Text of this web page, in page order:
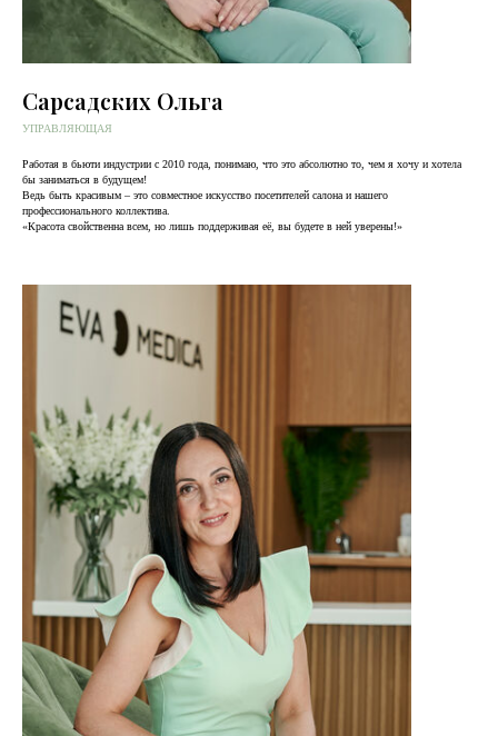
Сарсадских Ольга
УПРАВЛЯЮЩАЯ
Работая в бьюти индустрии с 2010 года, понимаю, что это абсолютно то, чем я хочу и хотела
бы заниматься в будущем!
Ведь быть красивым – это совместное искусство посетителей салона и нашего
профессионального коллектива.
«Красота свойственна всем, но лишь поддерживая её, вы будете в ней уверены!»